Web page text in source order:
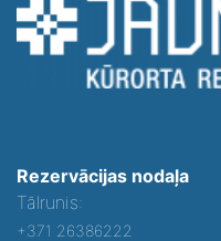
Rezervācijas nodaļa
Tālrunis:
+371 26386222